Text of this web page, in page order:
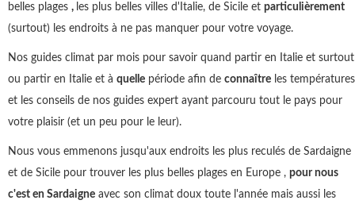
belles plages , les plus belles villes d'Italie, de Sicile et particulièrement
(surtout) les endroits à ne pas manquer pour votre voyage.
Nos guides climat par mois pour savoir quand partir en Italie et surtout
ou partir en Italie et à quelle période afin de connaître les températures
et les conseils de nos guides expert ayant parcouru tout le pays pour
votre plaisir (et un peu pour le leur).
Nous vous emmenons jusqu'aux endroits les plus reculés de Sardaigne
et de Sicile pour trouver les plus belles plages en Europe , pour nous
c'est en Sardaigne avec son climat doux toute l'année mais aussi les